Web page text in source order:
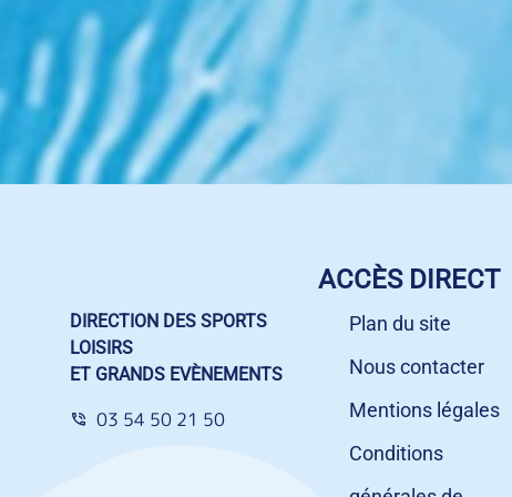
DIRECTION DES SPORTS
LOISIRS
ET GRANDS EVÈNEMENTS
03 54 50 21 50
ACCÈS DIRECT
Plan du site
Nous contacter
Mentions légales
Conditions